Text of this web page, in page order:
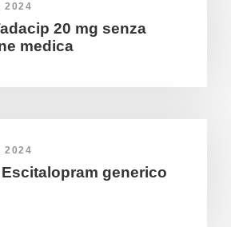
2024
20 mg senza
medica
2024
generico